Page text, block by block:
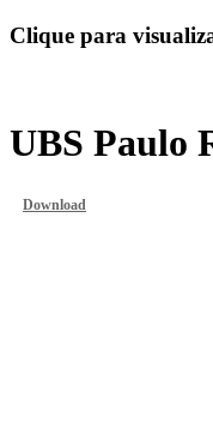
Clique para
UBS Paulo
Download